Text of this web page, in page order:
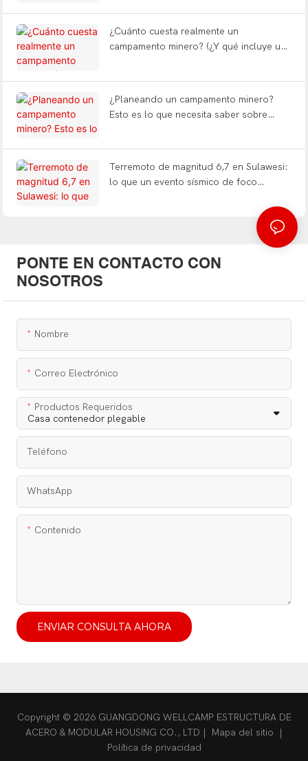
¿Cuánto cuesta realmente un
campamento minero? (¿Y qué incluye una
¿Planeando un campamento minero?
Esto es lo que necesita saber sobre
Terremoto de magnitud 6,7 en Sulawesi:
lo que un evento sísmico de foco
PONTE EN CONTACTO CON
NOSOTROS
Nombre
Correo Electrónico
Productos Requeridos
Teléfono
WhatsApp
Contenido
ENVIAR CONSULTA AHORA
Copyright © 2026 GUANGDONG WELLCAMP ESTRUCTURA DE
ACERO & MODULAR HOUSING CO., LTD |
Mapa del sitio
|
Política de privacidad